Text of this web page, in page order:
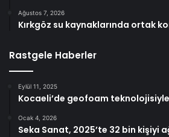
Ağustos 7, 2026
Kırkgöz su kaynaklarında ortak
Rastgele Haberler
Eylül 11, 2025
Kocaeli’de geofoam
Ocak 4, 2026
Seka Sanat, 2025’te 32 bin kişiyi